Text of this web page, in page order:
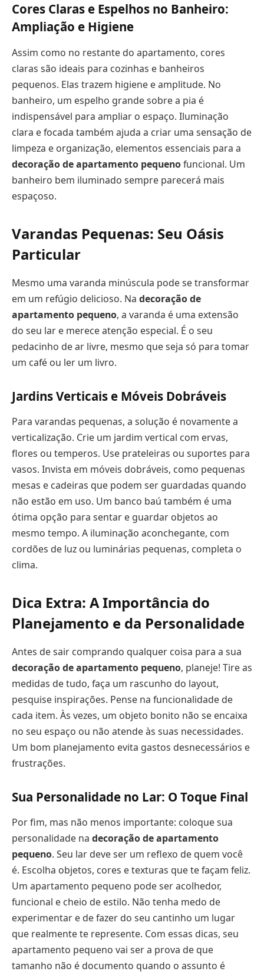
Cores Claras e Espelhos no Banheiro:
Ampliação e Higiene
Assim como no restante do apartamento, cores
claras são ideais para cozinhas e banheiros
pequenos. Elas trazem higiene e amplitude. No
banheiro, um espelho grande sobre a pia é
indispensável para ampliar o espaço. Iluminação
clara e focada também ajuda a criar uma sensação de
limpeza e organização, elementos essenciais para a
decoração de apartamento pequenofuncional. Um
banheiro bem iluminado sempre parecerá mais
espaçoso.
Varandas Pequenas: Seu Oásis
Particular
Mesmo uma varanda minúscula pode se transformar
em um refúgio delicioso. Na decoração de
apartamento pequeno, a varanda é uma extensão
do seu lar e merece atenção especial. É o seu
pedacinho de ar livre, mesmo que seja só para tomar
um café ou ler um livro.
Jardins Verticais e Móveis Dobráveis
Para varandas pequenas, a solução é novamente a
verticalização. Crie um jardim vertical com ervas,
flores ou temperos. Use prateleiras ou suportes para
vasos. Invista em móveis dobráveis, como pequenas
mesas e cadeiras que podem ser guardadas quando
não estão em uso. Um banco baú também é uma
ótima opção para sentar e guardar objetos ao
mesmo tempo. A iluminação aconchegante, com
cordões de luz ou luminárias pequenas, completa o
clima.
Dica Extra: A Importância do
Planejamento e da Personalidade
Antes de sair comprando qualquer coisa para a sua
decoração de apartamento pequeno, planeje! Tire as
medidas de tudo, faça um rascunho do layout,
pesquise inspirações. Pense na funcionalidade de
cada item. Às vezes, um objeto bonito não se encaixa
no seu espaço ou não atende às suas necessidades.
Um bom planejamento evita gastos desnecessários e
frustrações.
Sua Personalidade no Lar: O Toque Final
Por fim, mas não menos importante: coloque sua
personalidade na decoração de apartamento
pequeno. Seu lar deve ser um reflexo de quem você
é. Escolha objetos, cores e texturas que te façam feliz.
Um apartamento pequeno pode ser acolhedor,
funcional e cheio de estilo. Não tenha medo de
experimentar e de fazer do seu cantinho um lugar
que realmente te represente. Com essas dicas, seu
apartamento pequeno vai ser a prova de que
tamanho não é documento quando o assunto é